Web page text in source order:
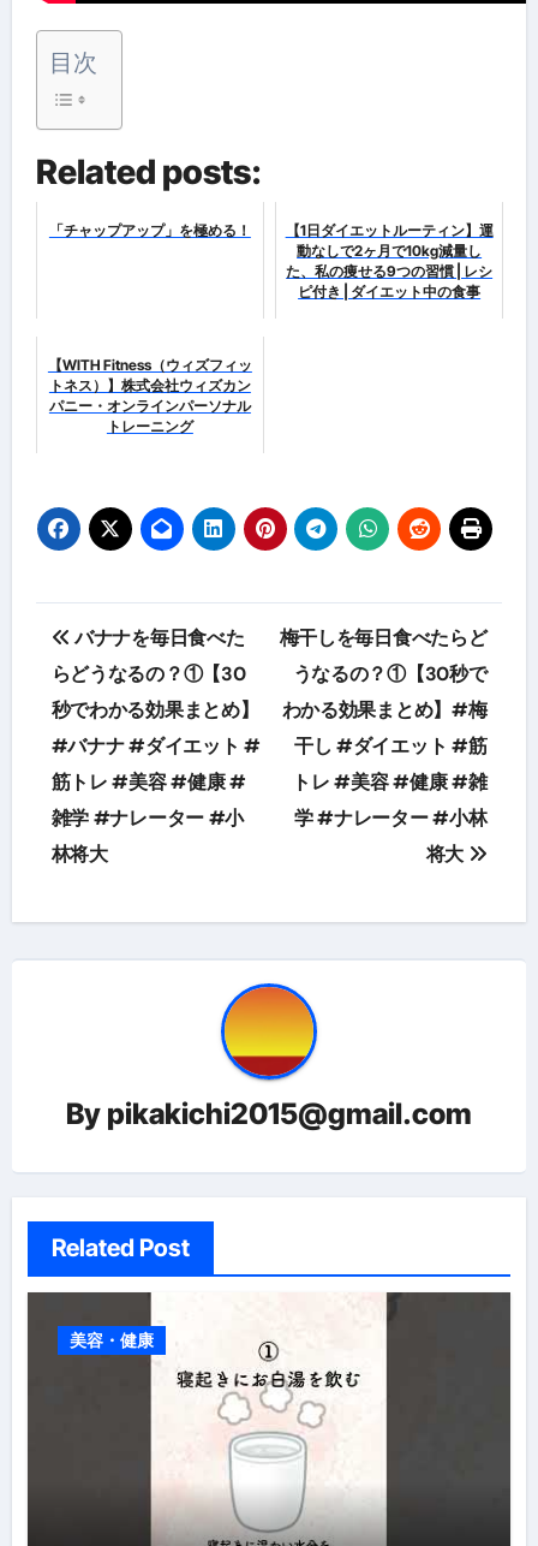
目次
Related posts:
「チャップアップ」を極める！
【1日ダイエットルーティン】運
動なしで2ヶ月で10kg減量し
た、私の痩せる9つの習慣 | レシ
ピ付き | ダイエット中の食事
【WITH Fitness（ウィズフィッ
トネス）】株式会社ウィズカン
パニー・オンラインパーソナル
トレーニング
投
稿
ナ
ビ
ゲ
ー
シ
ョ
バナナを毎日食べた
らどうなるの？①【30
秒でわかる効果まとめ】
#バナナ #ダイエット #
筋トレ #美容 #健康 #
雑学 #ナレーター #小
林将大
梅干しを毎日食べたらど
うなるの？①【30秒で
わかる効果まとめ】#梅
干し #ダイエット #筋
トレ #美容 #健康 #雑
学 #ナレーター #小林
将大
By pikakichi2015@gmail.com
Related Post
美容・健康